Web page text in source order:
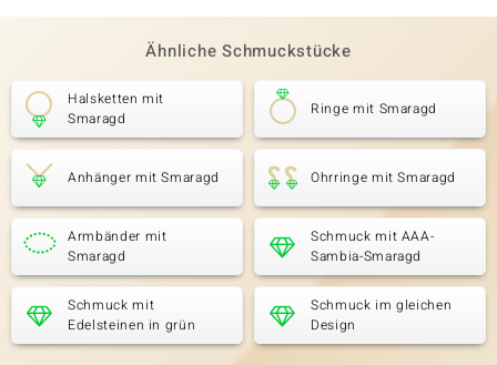
Ähnliche Schmuckstücke
Halsketten mit
Smaragd
Ringe mit Smaragd
Anhänger mit Smaragd Ohrringe mit Smaragd
Armbänder mit
Smaragd
Schmuck mit AAA-
Sambia-Smaragd
Schmuck mit
Edelsteinen in grün
Schmuck im gleichen
Design